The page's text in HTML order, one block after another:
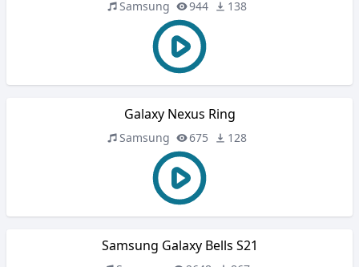
Samsung 944 138
Galaxy Nexus Ring
Samsung 675 128
Samsung Galaxy Bells S21